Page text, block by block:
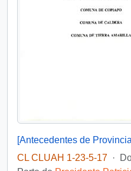
CL CLUAH 1-23-5-17 ·